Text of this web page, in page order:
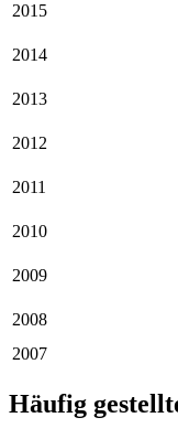
2015
2014
2013
2012
2011
2010
2009
2008
2007
Häufig